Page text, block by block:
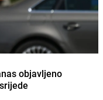
objavljeno